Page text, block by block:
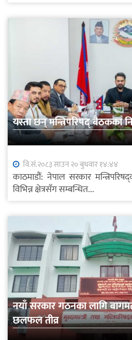
यस्ता छन् मन्त्रिपरिषद् बैठकका
वि.सं.२०८३ साउन २० बुधवार १४:४४
काठमाडौं: नेपाल सरकार
विभिन्न क्षेत्रसँग सम्बन्धित...
नयाँ सरकार गठनका लागि
छलफल तीव्र